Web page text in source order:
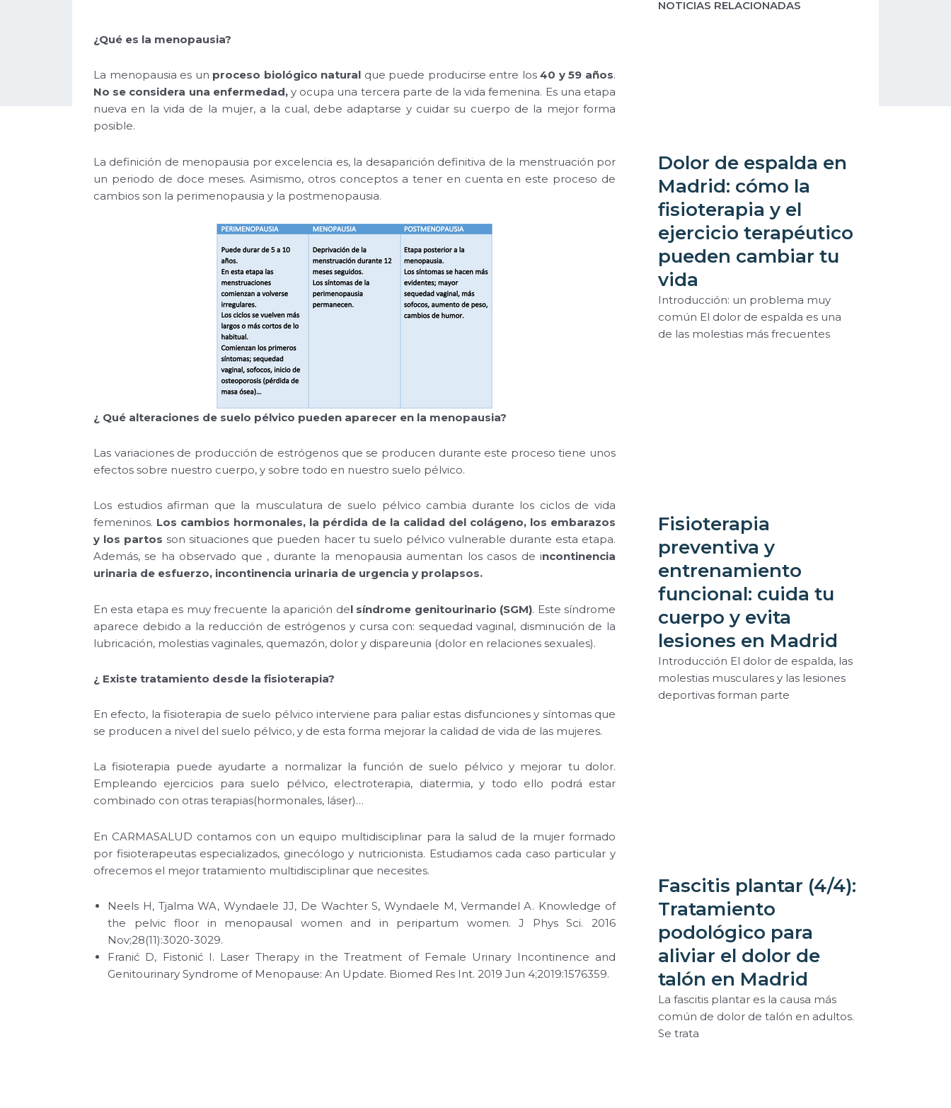
¿Qué es la menopausia?
La menopausia es un proceso biológico natural que puede producirse entre los40 y 59 años.
No se considera una enfermedad,y ocupa una tercera parte de la vida femenina. Es una etapa
nueva en la vida de la mujer, a la cual, debe adaptarse y cuidar su cuerpo de la mejor forma
posible.
La definición de menopausia por excelencia es, la desaparición definitiva de la menstruación por
un periodo de doce meses. Asimismo, otros conceptos a tener en cuenta en este proceso de
cambios son la perimenopausia y la postmenopausia.
¿ Qué alteraciones de suelo pélvico pueden aparecer en la menopausia?
Las variaciones de producción de estrógenos que se producen durante este proceso tiene unos
efectos sobre nuestro cuerpo, y sobre todo en nuestro suelo pélvico.
Los estudios afirman que la musculatura de suelo pélvico cambia durante los ciclos de vida
femeninos. Los cambios hormonales, la pérdida de la calidad del colágeno, los embarazos
y los partos son situaciones que pueden hacer tu suelo pélvico vulnerable durante esta etapa.
Además, se ha observado que , durante la menopausia aumentan los casos de incontinencia
urinaria de esfuerzo, incontinencia urinaria de urgencia y prolapsos.
En esta etapa es muy frecuente la aparición del síndrome genitourinario (SGM). Este síndrome
aparece debido a la reducción de estrógenos y cursa con: sequedad vaginal, disminución de la
lubricación, molestias vaginales, quemazón, dolor y dispareunia (dolor en relaciones sexuales).
¿ Existe tratamiento desde la fisioterapia?
En efecto, la fisioterapia de suelo pélvico interviene para paliar estas disfunciones y síntomas que
se producen a nivel del suelo pélvico, y de esta forma mejorar la calidad de vida de las mujeres.
La fisioterapia puede ayudarte a normalizar la función de suelo pélvico y mejorar tu dolor.
Empleando ejercicios para suelo pélvico, electroterapia, diatermia, y todo ello podrá estar
combinado con otras terapias(hormonales, láser)…
En CARMASALUD contamos con un equipo multidisciplinar para la salud de la mujer formado
por fisioterapeutas especializados, ginecólogo y nutricionista. Estudiamos cada caso particular y
ofrecemos el mejor tratamiento multidisciplinar que necesites.
Neels H, Tjalma WA, Wyndaele JJ, De Wachter S, Wyndaele M, Vermandel A. Knowledge of
the pelvic floor in menopausal women and in peripartum women. J Phys Sci. 2016
Nov;28(11):3020-3029.
Franić D, Fistonić I. Laser Therapy in the Treatment of Female Urinary Incontinence and
Genitourinary Syndrome of Menopause: An Update. Biomed Res Int. 2019 Jun 4;2019:1576359.
NOTICIAS RELACIONADAS
Dolor de espalda en
Madrid: cómo la
fisioterapia y el
ejercicio terapéutico
pueden cambiar tu
vida
Introducción: un problema muy
común El dolor de espalda es una
de las molestias más frecuentes
Fisioterapia
preventiva y
entrenamiento
funcional: cuida tu
cuerpo y evita
lesiones en Madrid
Introducción El dolor de espalda, las
molestias musculares y las lesiones
deportivas forman parte
Fascitis plantar (4/4):
Tratamiento
podológico para
aliviar el dolor de
talón en Madrid
La fascitis plantar es la causa más
común de dolor de talón en adultos.
Se trata